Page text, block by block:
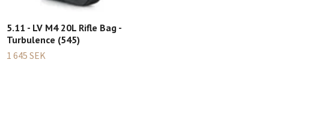
5.11 - LV M4 20L Rifle Bag -
Turbulence (545)
1 645 SEK